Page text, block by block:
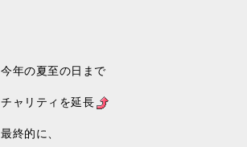
今年の夏至の日まで
チャリティを延長
最終的に、